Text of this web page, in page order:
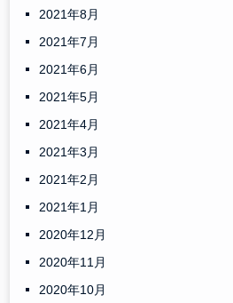
2021年8月
2021年7月
2021年6月
2021年5月
2021年4月
2021年3月
2021年2月
2021年1月
2020年12月
2020年11月
2020年10月